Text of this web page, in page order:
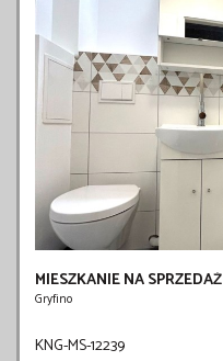
MIESZKANIE NA SPRZEDAŻ
Gryfino
KNG-MS-12239